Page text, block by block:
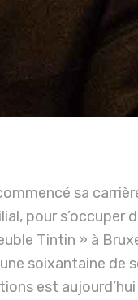
sa
pour s’occuper
Tintin » à
soixantaine de
est